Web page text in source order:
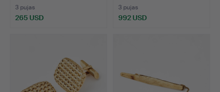
3 pujas
265 USD
3 pujas
992 USD